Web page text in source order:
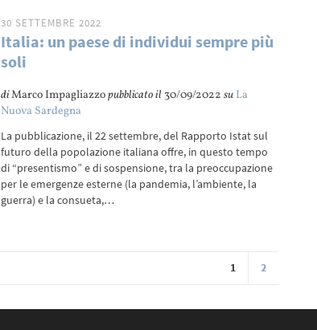
30 SETTEMBRE 2022
Italia: un paese di individui sempre più
soli
diMarco Impagliazzopubblicato il 30/09/2022su La
Nuova Sardegna
La pubblicazione, il 22 settembre, del Rapporto Istat sul
futuro della popolazione italiana offre, in questo tempo
di “presentismo” e di sospensione, tra la preoccupazione
per le emergenze esterne (la pandemia, l’ambiente, la
guerra) e la consueta,…
1 2